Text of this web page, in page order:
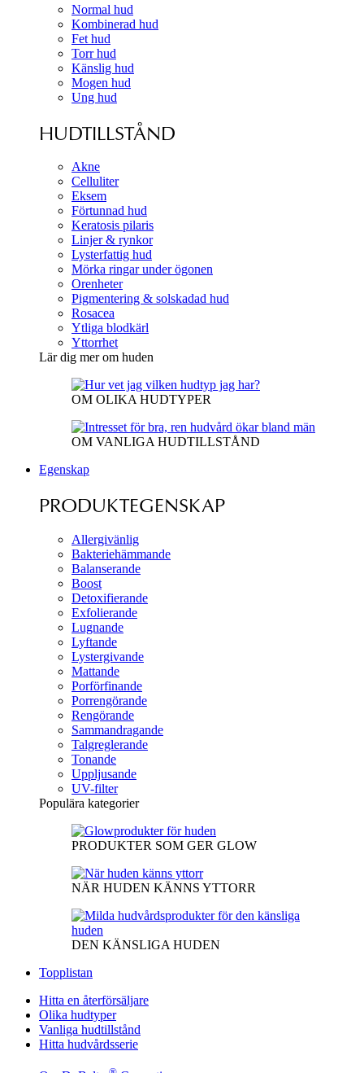
Normal hud
Kombinerad hud
Fet hud
Torr hud
Känslig hud
Mogen hud
Ung hud
HUDTILLSTÅND
Akne
Celluliter
Eksem
Förtunnad hud
Keratosis pilaris
Linjer & rynkor
Lysterfattig hud
Mörka ringar under ögonen
Orenheter
Pigmentering & solskadad hud
Rosacea
Ytliga blodkärl
Yttorrhet
Lär dig mer om huden
OM OLIKA HUDTYPER
OM VANLIGA HUDTILLSTÅND
Egenskap
PRODUKTEGENSKAP
Allergivänlig
Bakteriehämmande
Balanserande
Boost
Detoxifierande
Exfolierande
Lugnande
Lyftande
Lystergivande
Mattande
Porförfinande
Porrengörande
Rengörande
Sammandragande
Talgreglerande
Tonande
Uppljusande
UV-filter
Populära kategorier
PRODUKTER SOM GER GLOW
NÄR HUDEN KÄNNS YTTORR
DEN KÄNSLIGA HUDEN
Topplistan
Hitta en återförsäljare
Olika hudtyper
Vanliga hudtillstånd
Hitta hudvårdsserie